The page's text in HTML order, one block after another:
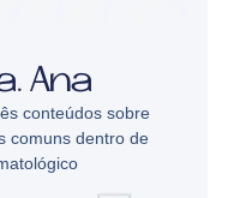
Ana
conteúdos sobre
comuns dentro de